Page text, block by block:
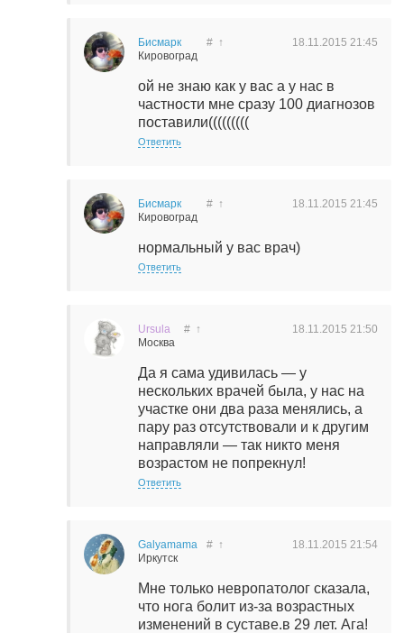
Бисмарк
Кировоград
18.11.2015 21:45
# ↑
ой не знаю как у вас а у нас в
частности мне сразу 100 диагнозов
поставили(((((((((
Ответить
Бисмарк
Кировоград
18.11.2015 21:45
# ↑
нормальный у вас врач)
Ответить
Ursula
Москва
18.11.2015 21:50
# ↑
Да я сама удивилась — у
нескольких врачей была, у нас на
участке они два раза менялись, а
пару раз отсутствовали и к другим
направляли — так никто меня
возрастом не попрекнул!
Ответить
Galyamama
Иркутск
18.11.2015 21:54
# ↑
Мне только невропатолог сказала,
что нога болит из-за возрастных
изменений в суставе.в 29 лет. Ага!